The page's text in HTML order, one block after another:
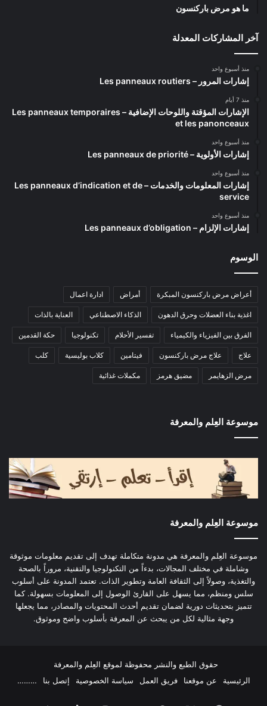
ما هو مرض باركنسون
آخر المشاركات المعدلة
منذ أسبوع واحد
إشارات المرور – Les panneaux routiers
منذ 7 أيام
الإشارات المؤقتة واللوحات الإضافية – Les panneaux temporaires
et les panonceaux
منذ أسبوع واحد
إشارات الأولوية – Les panneaux de priorité
منذ أسبوع واحد
إشارات المعلومات والخدمات – Les panneaux d’indication et de
service
منذ أسبوع واحد
إشارات الإلزام – Les panneaux d’obligation
الوسوم
أعراض مرض باركنسون المبكرة أمراض ادارة اعمال
اغذية بناء العضلات وحرق الدهون الذكاء الاصطناعي العناية بالذات
الفرق بين الفيزياء والكيمياء تفسير الأحلام تكنولوجيا حكة القدمين
علاج علاج مرض باركنسون فيتامين كلاب بوليسية كلب
مرض الزهايمر مضيق هرمز مكملات غذائية
موسوعة العِلم والمعرفة
موسوعة العِلم والمعرفة
موسوعة العِلم والمعرفة هي مدونة متكاملة تهدف إلى تقديم معلومات موثوقة
وشاملة في مختلف المجالات، بدءاً من التكنولوجيا والتقنية، مروراً بالصحة
والتغذية، وصولاً إلى الثقافة العامة وتطوير الذات. تعتمد المدونة على أسلوب
سلس ومنظم، مما يسهل على القارئ الوصول إلى المعلومات بسهولة. كما
تتميز بتحديثات دورية لضمان تقديم أحدث المحتويات والمصادر، مما يجعلها
وجهة مثالية لكل من يبحث عن المعرفة بأسلوب واضح وموثوق.
حقوق الطبع والنشر محفوظة لموقع العِلم والمعرفة
الرئيسية
عن موقعنا فريق العمل سياسة الخصوصية إتصل بنا ………